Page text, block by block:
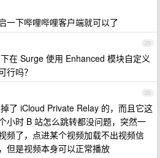
一下哔哩哔哩客户端就可以了
25
在 Surge 使用 Enhanced 模块自定义
行吗？
26
了 iCloud Private Relay 的，而且它这
小时 B 站怎么跳转都没问题，突然一
频了，点进某个视频加载不出视频信
但是视频本身可以正常播放